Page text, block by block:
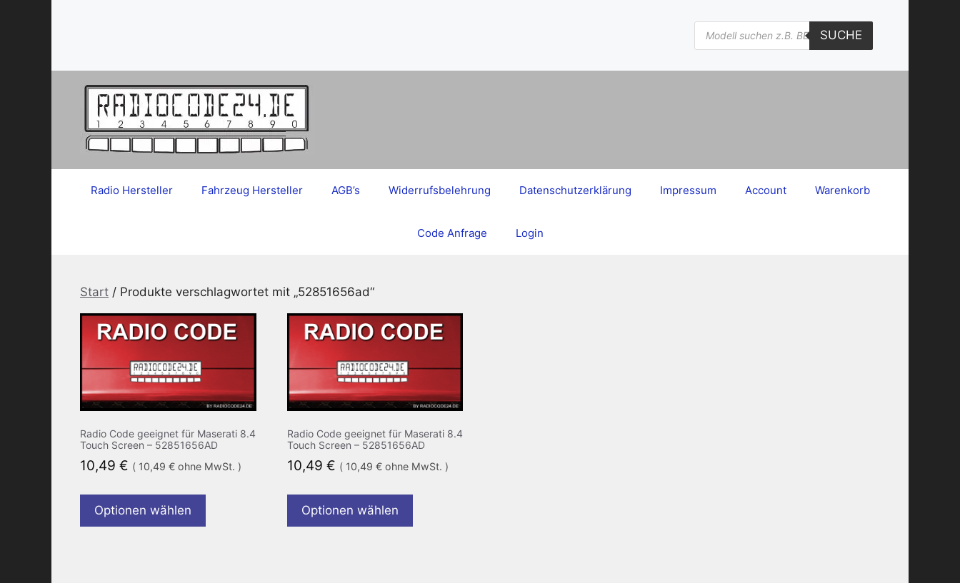
Products
search
SUCHE
Radio Hersteller Fahrzeug Hersteller AGB’s Widerrufsbelehrung Datenschutzerklärung Impressum Account Warenkorb
Code Anfrage Login
Start / Produkte verschlagwortet mit „52851656ad“
Radio Code geeignet für Maserati 8.4
Touch Screen – 52851656AD
10,49 € ( 10,49 € ohne MwSt. )
Optionen wählen
Radio Code geeignet für Maserati 8.4
Touch Screen – 52851656AD
10,49 € ( 10,49 €ohne MwSt. )
Optionen wählen